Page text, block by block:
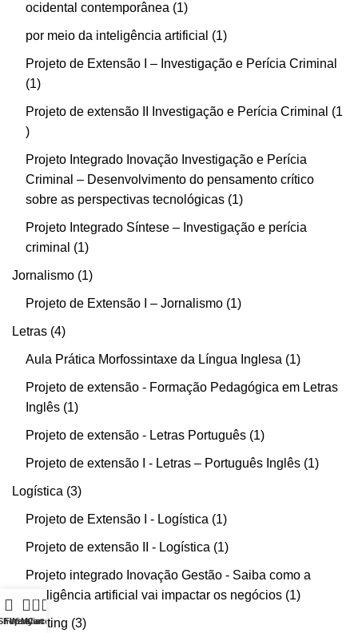
ocidental contemporânea
1
por meio da inteligência artificial 1
Projeto de Extensão I – Investigação e Perícia Criminal
1
Projeto de extensão II Investigação e Perícia Criminal 1
Projeto Integrado Inovação Investigação e Perícia
Criminal – Desenvolvimento do pensamento crítico
sobre as perspectivas tecnológicas 1
Projeto Integrado Síntese – Investigação e perícia
criminal
1
Jornalismo 1
Projeto de Extensão I – Jornalismo 1
Letras 4
Aula Prática Morfossintaxe da Língua Inglesa 1
Projeto de extensão - Formação Pedagógica em Letras
Inglês 1
Projeto de extensão - Letras Português 1
Projeto de extensão I - Letras – Português Inglês 1
Logística 3
Projeto de Extensão I - Logística 1
Projeto de extensão II - Logística 1
Projeto integrado Inovação Gestão - Saiba como a
inteligência artificial vai impactar os negócios 1
Marketing 3
Filters
Wishlist
0
Cart
My account